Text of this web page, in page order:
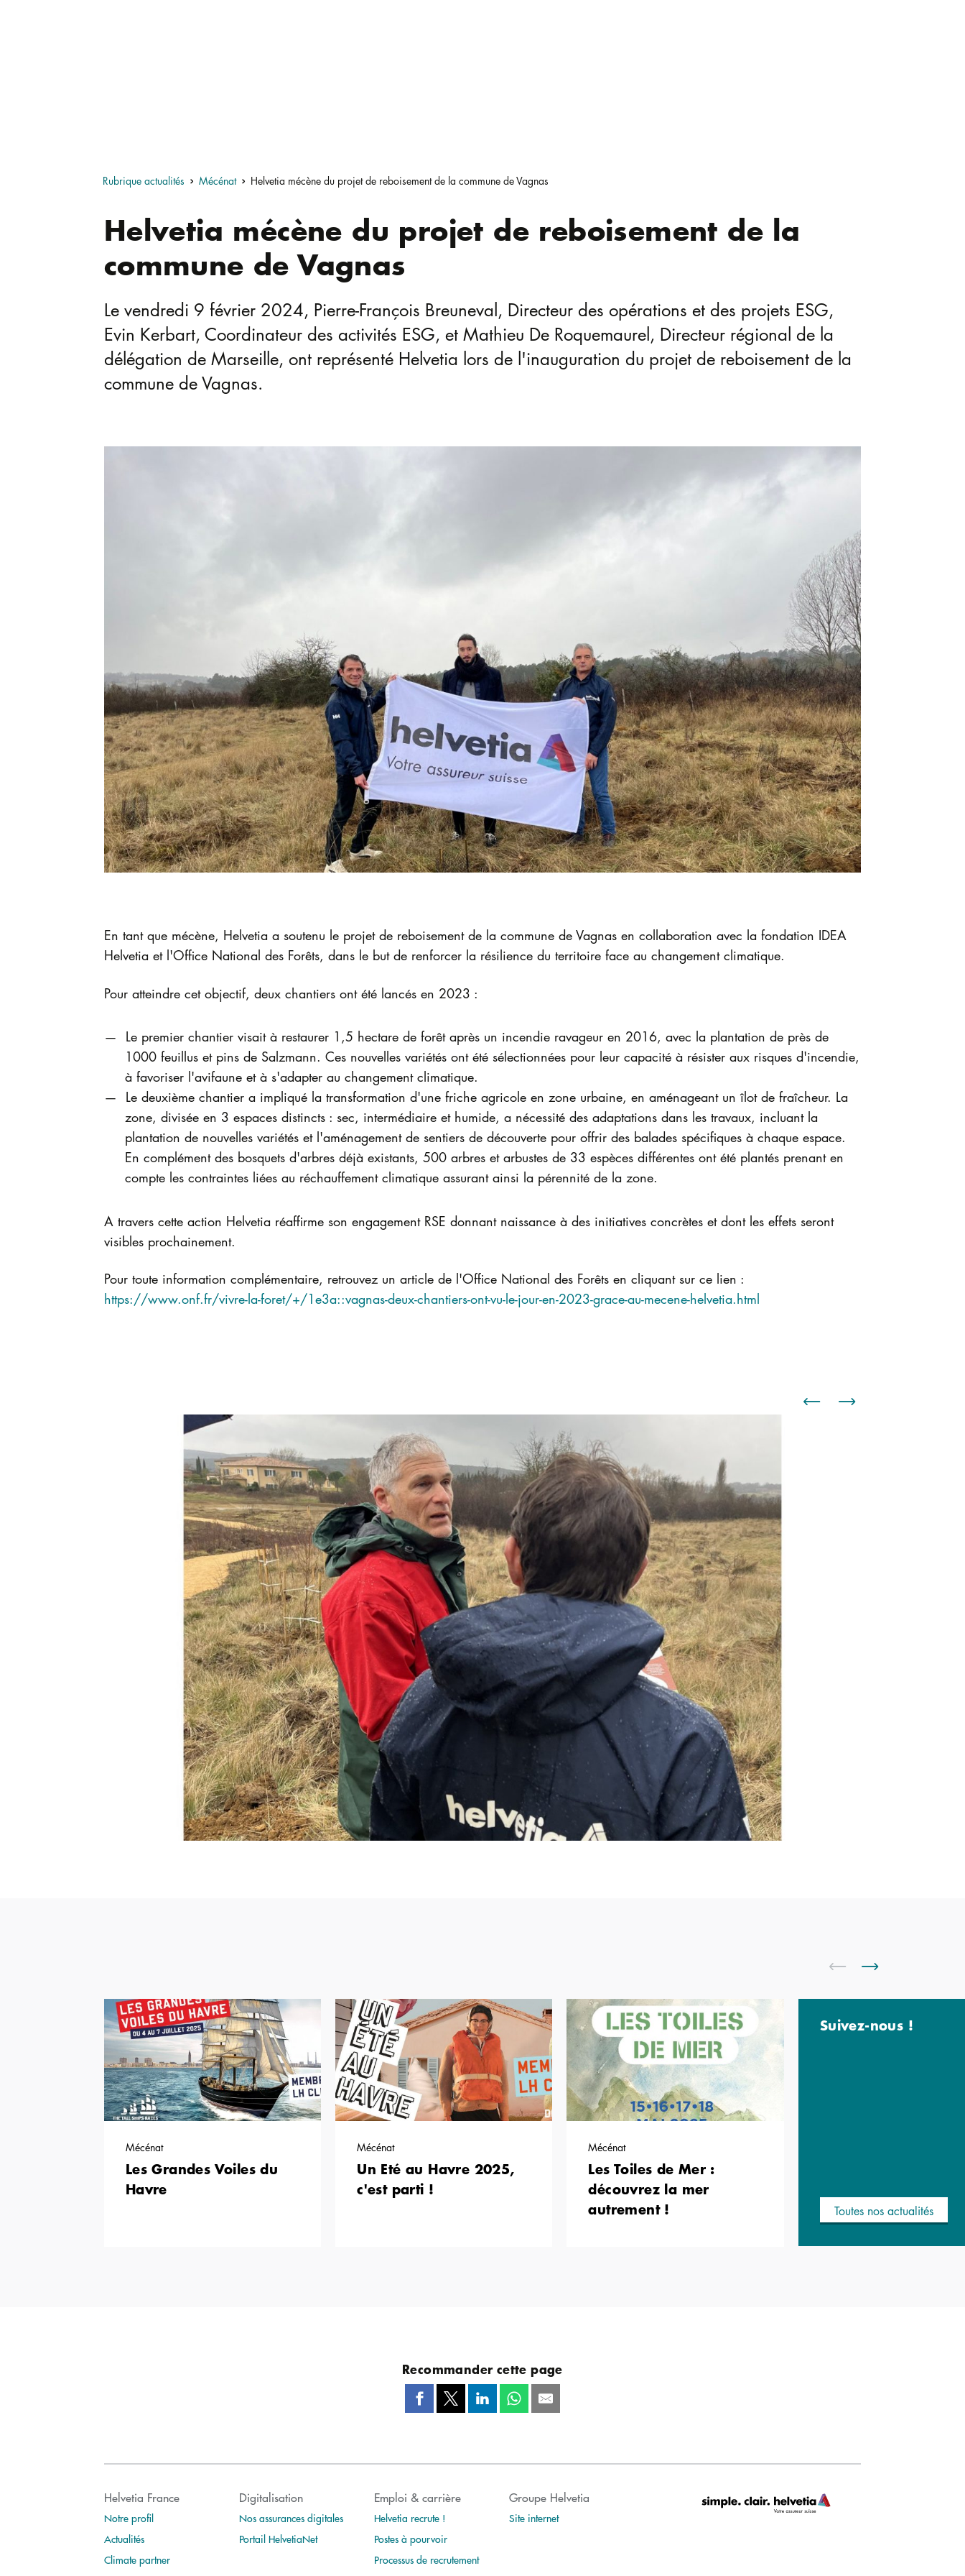
Rubrique actualités Mécénat Helvetia mécène du projet de reboisement de la commune de Vagnas
Helvetia mécène du projet de reboisement de la
commune de Vagnas
Le vendredi 9 février 2024, Pierre-François Breuneval, Directeur des opérations et des projets ESG,
Evin Kerbart, Coordinateur des activités ESG, et Mathieu De Roquemaurel, Directeur régional de la
délégation de Marseille, ont représenté Helvetia lors de l'inauguration du projet de reboisement de la
commune de Vagnas.
En tant que mécène, Helvetia a soutenu le projet de reboisement de la commune de Vagnas en collaboration avec la fondation IDEA
Helvetia et l'Office National des Forêts, dans le but de renforcer la résilience du territoire face au changement climatique.
Pour atteindre cet objectif, deux chantiers ont été lancés en 2023 :
Le premier chantier visait à restaurer 1,5 hectare de forêt après un incendie ravageur en 2016, avec la plantation de près de
1000 feuillus et pins de Salzmann. Ces nouvelles variétés ont été sélectionnées pour leur capacité à résister aux risques d'incendie,
à favoriser l'avifaune et à s'adapter au changement climatique.
Le deuxième chantier a impliqué la transformation d'une friche agricole en zone urbaine, en aménageant un îlot de fraîcheur. La
zone, divisée en 3 espaces distincts : sec, intermédiaire et humide, a nécessité des adaptations dans les travaux, incluant la
plantation de nouvelles variétés et l'aménagement de sentiers de découverte pour offrir des balades spécifiques à chaque espace.
En complément des bosquets d'arbres déjà existants, 500 arbres et arbustes de 33 espèces différentes ont été plantés prenant en
compte les contraintes liées au réchauffement climatique assurant ainsi la pérennité de la zone.
A travers cette action Helvetia réaffirme son engagement RSE donnant naissance à des initiatives concrètes et dont les effets seront
visibles prochainement.
Pour toute information complémentaire, retrouvez un article de l'Office National des Forêts en cliquant sur ce lien :
https://www.onf.fr/vivre-la-foret/+/1e3a::vagnas-deux-chantiers-ont-vu-le-jour-en-2023-grace-au-mecene-helvetia.html
Mécénat
Les Grandes Voiles du
Havre
Mécénat
Un Eté au Havre 2025,
c'est parti !
Mécénat
Les Toiles de Mer :
découvrez la mer
autrement !
Suivez-nous !
Toutes nos actualités
Recommander cette page
Helvetia France
Notre profil
Actualités
Climate partner
Digitalisation
Nos assurances digitales
Portail HelvetiaNet
Emploi & carrière
Helvetia recrute !
Postes à pourvoir
Processus de recrutement
Groupe Helvetia
Site internet